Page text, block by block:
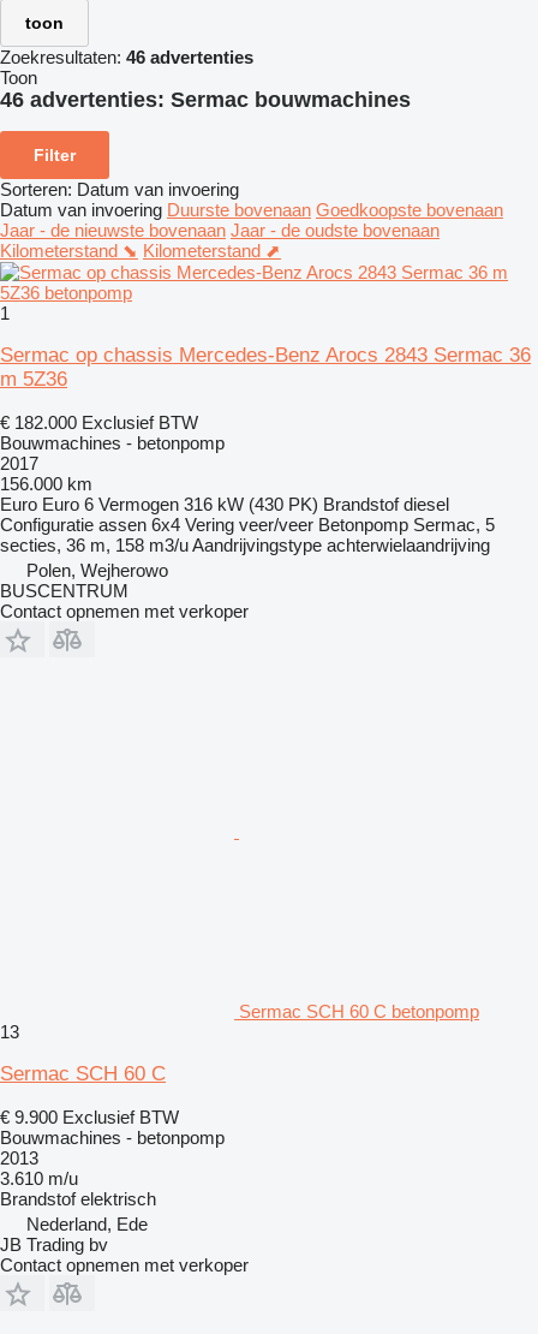
toon
Zoekresultaten: 46 advertenties
Toon
46 advertenties: Sermac bouwmachines
Filter
Sorteren: Datum van invoering
Datum van invoering Duurste bovenaan Goedkoopste bovenaan
Jaar - de nieuwste bovenaan Jaar - de oudste bovenaan
Kilometerstand ⬊ Kilometerstand ⬈
1
Sermac op chassis Mercedes-Benz Arocs 2843 Sermac 36
m 5Z36
€ 182.000 Exclusief BTW
Bouwmachines - betonpomp
2017
156.000 km
Euro Euro 6 Vermogen 316 kW (430 PK) Brandstof diesel
Configuratie assen 6x4 Vering veer/veer Betonpomp Sermac, 5
secties, 36 m, 158 m3/uAandrijvingstype achterwielaandrijving
Polen, Wejherowo
BUSCENTRUM
Contact opnemen met verkoper
Sermac SCH 60 C betonpomp
13
Sermac SCH 60 C
€ 9.900 Exclusief BTW
Bouwmachines - betonpomp
2013
3.610 m/u
Brandstof elektrisch
Nederland, Ede
JB Trading bv
Contact opnemen met verkoper